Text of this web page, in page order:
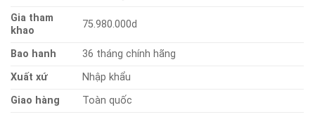
Gia tham
khao
75.980.000d
Bao hanh
36 tháng chính hãng
Xuất xứ
Nhập khẩu
Giao hàng
Toàn quốc